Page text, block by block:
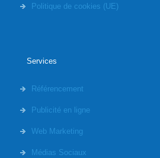
Politique de cookies (UE)
Services
Référencement
Publicité en ligne
Web Marketing
Médias Sociaux